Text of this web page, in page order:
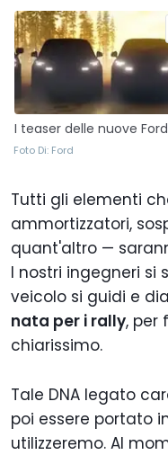
I teaser delle nuove Ford
Foto Di: Ford
Tutti gli elementi
ammortizzatori,
quant'altro —
I nostri ingegneri si
veicolo si guidi e
nata per i rally, per
chiarissimo.
Tale DNA legato
poi essere portato
utilizzeremo. Al